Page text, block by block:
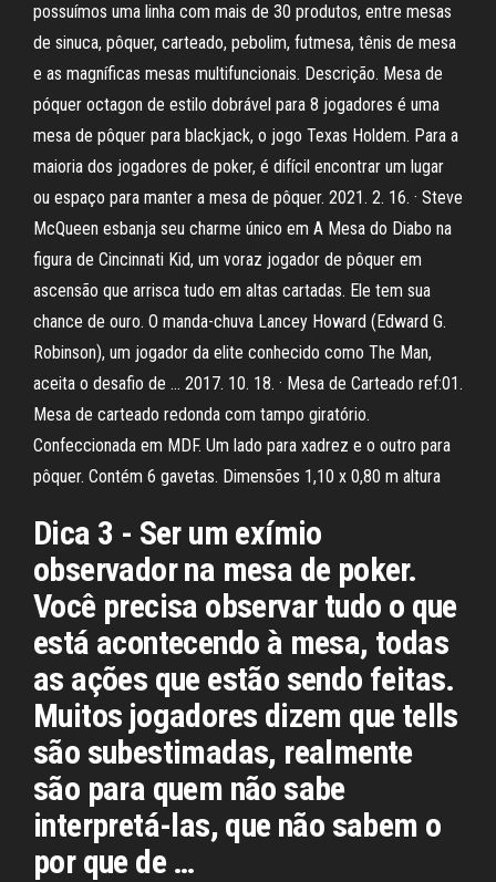
possuímos uma linha com mais de 30 produtos, entre mesas
de sinuca, pôquer, carteado, pebolim, futmesa, tênis de mesa
e as magníficas mesas multifuncionais. Descrição. Mesa de
póquer octagon de estilo dobrável para 8 jogadores é uma
mesa de pôquer para blackjack, o jogo Texas Holdem. Para a
maioria dos jogadores de poker, é difícil encontrar um lugar
ou espaço para manter a mesa de pôquer. 2021. 2. 16. · Steve
McQueen esbanja seu charme único em A Mesa do Diabo na
figura de Cincinnati Kid, um voraz jogador de pôquer em
ascensão que arrisca tudo em altas cartadas. Ele tem sua
chance de ouro. O manda-chuva Lancey Howard (Edward G.
Robinson), um jogador da elite conhecido como The Man,
aceita o desafio de … 2017. 10. 18. · Mesa de Carteado ref:01.
Mesa de carteado redonda com tampo giratório.
Confeccionada em MDF. Um lado para xadrez e o outro para
pôquer. Contém 6 gavetas. Dimensões 1,10 x 0,80 m altura
Dica 3 - Ser um exímio
observador na mesa de poker.
Você precisa observar tudo o que
está acontecendo à mesa, todas
as ações que estão sendo feitas.
Muitos jogadores dizem que tells
são subestimadas, realmente
são para quem não sabe
interpretá-las, que não sabem o
por que de …